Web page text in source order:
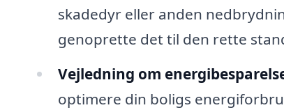
skadedyr eller anden
genoprette det til den rette
Vejledning om
optimere din boligs